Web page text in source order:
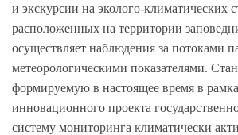
и экскурсии на эколого-климатических
расположенных на территории
осуществляет наблюдения за потоками
метеорологическими показателями.
формируемую в настоящее время в
инновационного проекта
систему мониторинга климатически